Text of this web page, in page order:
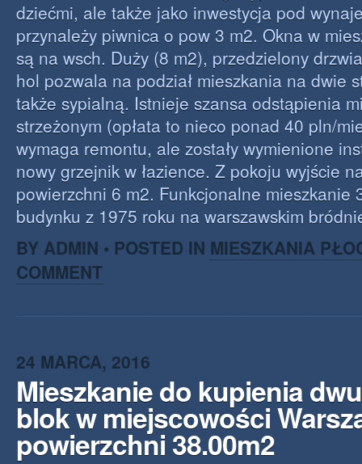
dziećmi, ale także jako inwestycja pod
przynależy piwnica o pow 3 m2. Okna w
są na wsch. Duży (8 m2), przedzielony
hol pozwala na podział mieszkania na dwie
także sypialną. Istnieje szansa odstąpienia
strzeżonym (opłata to nieco ponad 40 pln/
wymaga remontu, ale zostały wymienione
nowy grzejnik w łazience. Z pokoju wyjście
powierzchni 6 m2. Funkcjonalne mieszkanie
budynku z 1975 roku na warszawskim
BY ADMIN • POSTED IN MIESZKANIA
COMMENT
24 MARCA, 2016
Mieszkanie do kupienia
blok w miejscowości
powierzchni 38.00m2